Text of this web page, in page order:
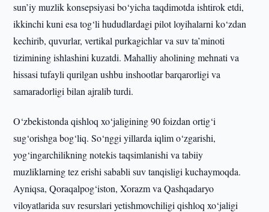
sun’iy muzlik konsepsiyasi bo‘yicha taqdimotda ishtirok etdi,
ikkinchi kuni esa tog‘li hududlardagi pilot loyihalarni ko‘zdan
kechirib, quvurlar, vertikal purkagichlar va suv ta’minoti
tizimining ishlashini kuzatdi. Mahalliy aholining mehnati va
hissasi tufayli qurilgan ushbu inshootlar barqarorligi va
samaradorligi bilan ajralib turdi.
O‘zbekistonda qishloq xo‘jaligining 90 foizdan ortig‘i
sug‘orishga bog‘liq. So‘nggi yillarda iqlim o‘zgarishi,
yog‘ingarchilikning notekis taqsimlanishi va tabiiy
muzliklarning tez erishi sababli suv tanqisligi kuchaymoqda.
Ayniqsa, Qoraqalpog‘iston, Xorazm va Qashqadaryo
viloyatlarida suv resurslari yetishmovchiligi qishloq xo‘jaligi